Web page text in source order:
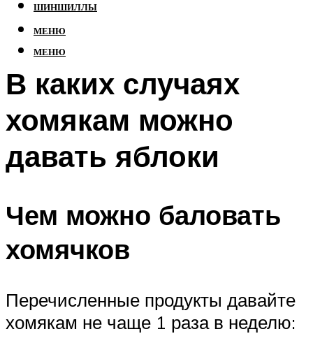
ШИНШИЛЛЫ
МЕНЮ
МЕНЮ
В каких случаях
хомякам можно
давать яблоки
Чем можно баловать
хомячков
Перечисленные продукты давайте
хомякам не чаще 1 раза в неделю: